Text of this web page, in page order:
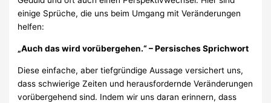
einige Sprüche, die uns beim Umgang mit Veränderungen
helfen:
„Auch das wird vorübergehen.“ – Persisches Sprichwort
Diese einfache, aber tiefgründige Aussage versichert uns,
dass schwierige Zeiten und herausfordernde Veränderungen
vorübergehend sind. Indem wir uns daran erinnern, dass